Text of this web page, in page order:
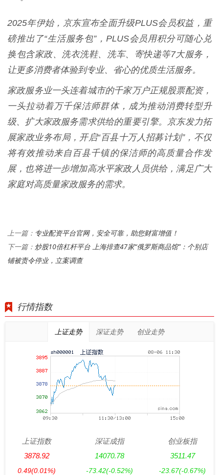
2025年伊始，京东宣布全面升级PLUS会员权益，重
磅推出了“生活服务包”，PLUS会员用积分可随心兑
换包含家政、洗衣洗鞋、洗车、寄快递等7大服务，
让更多消费者体验到专业、省心的优质生活服务。
家政服务业一头连着城市的千家万户正规股票配资，
一头拉动着万千保洁师群体，成为推动消费转型升
级、扩大家政服务需求供给的重要引擎。京东发力拓
展家政业务布局，开启“百县十万人招募计划”，不仅
将有效推动来自百县千镇的保洁师的高质量合作发
展，也将进一步增加高水平家政人员供给，满足广大
家庭对高质量家政服务的需求。
上一篇： 专业配资平台官网，安全可靠，助您财富增值！
下一篇： 炒股10倍杠杆平台 上海排查47家“俄罗斯商品馆”：个别店
铺被责令停业，立案调查
行情指数
上证走势 深证走势 创业走势
上证指数
3878.92
0.49(0.01%)
深证成指
14070.78
-73.42(-0.52%)
创业板指
3511.47
-23.67(-0.67%)